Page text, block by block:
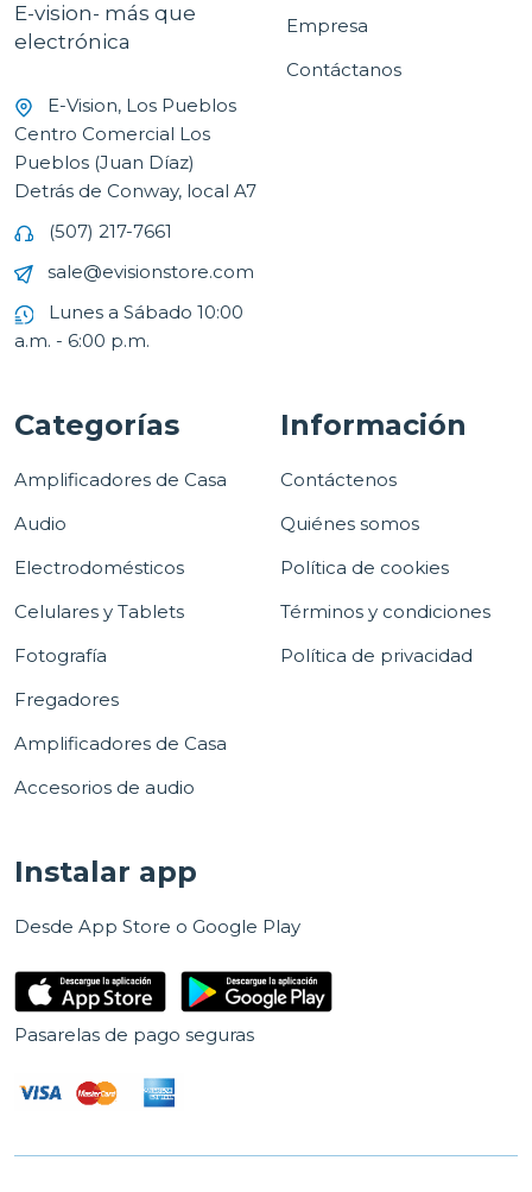
E-vision- más que
electrónica
E-Vision, Los Pueblos
Centro Comercial Los
Pueblos (Juan Díaz)
Detrás de Conway, local A7
(507) 217-7661
sale@evisionstore.com
Lunes a Sábado 10:00
a.m. - 6:00 p.m.
Empresa
Contáctanos
Categorías
Amplificadores de Casa
Audio
Electrodomésticos
Celulares y Tablets
Fotografía
Fregadores
Amplificadores de Casa
Accesorios de audio
Información
Contáctenos
Quiénes somos
Política de cookies
Términos y condiciones
Política de privacidad
Instalar app
Desde App Store o Google Play
Pasarelas de pago seguras